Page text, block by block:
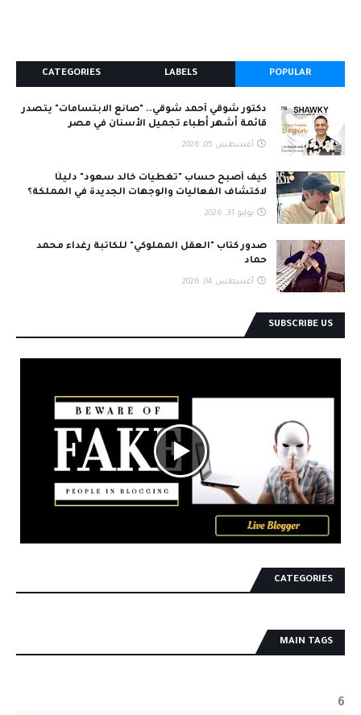
POPULAR
LABELS
CATEGORIES
دكتور شوقي أحمد شوقي.. "صانع الابتسامات" يتصدر
قائمة أشهر أطباء تجميل الأسنان في مصر
أغسطس 05, 2026
كيف أصبح حساب "تغطيات خالد سعود" دليلًا
لاكتشاف الفعاليات والوجهات الجديدة في المملكة؟
يوليو 31, 2026
صدور كتاب "العقل المملوكي" للكاتبة رغداء محمد
حماد
أغسطس 04, 2026
SUBSCRIBE US
CATEGORIES
MAIN TAGS
6